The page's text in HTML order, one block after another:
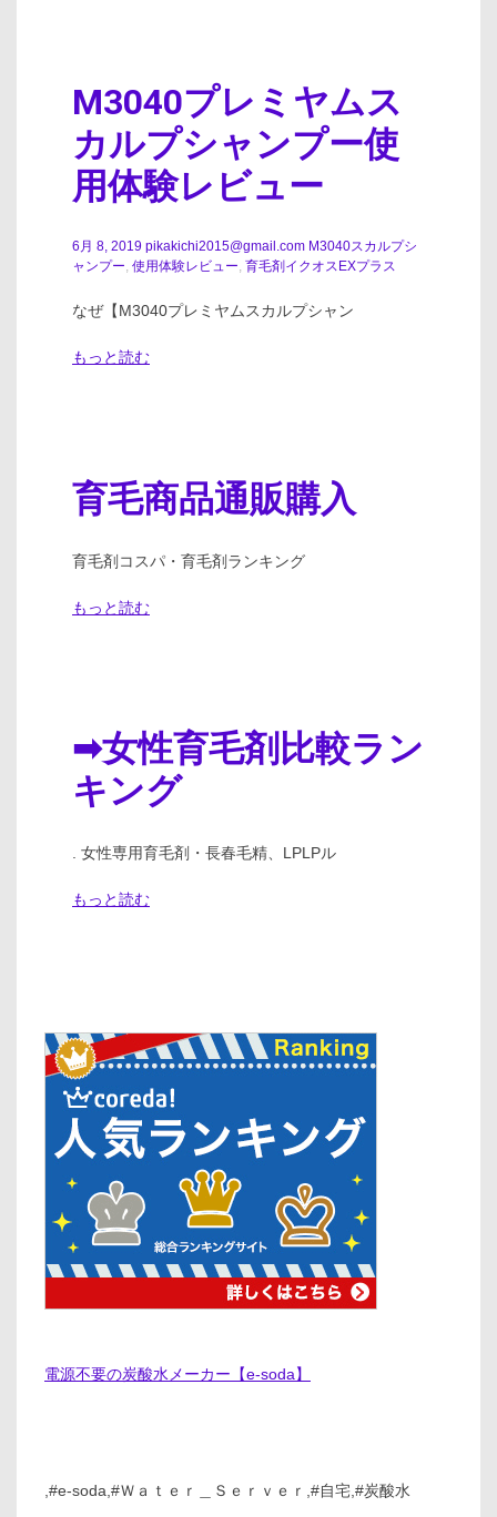
M3040プレミヤムス
カルプシャンプー使
用体験レビュー
6月 8, 2019 pikakichi2015@gmail.com M3040スカルプシ
ャンプー, 使用体験レビュー, 育毛剤イクオスEXプラス
なぜ【M3040プレミヤムスカルプシャン
もっと読む
育毛商品通販購入
育毛剤コスパ・育毛剤ランキング
もっと読む
➡女性育毛剤比較ラン
キング
. 女性専用育毛剤・長春毛精、LPLPル
もっと読む
電源不要の炭酸水メーカー【e-soda】
,#e-soda,#Ｗａｔｅｒ＿Ｓｅｒｖｅｒ,#自宅,#炭酸水